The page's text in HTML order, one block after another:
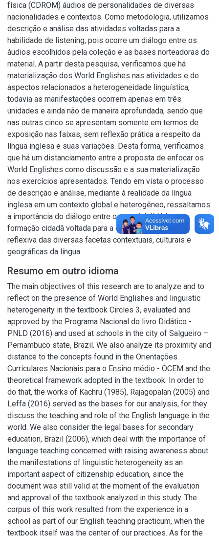
física (CDROM) áudios de personalidades de diversas
nacionalidades e contextos. Como metodologia, utilizamos
descrição e análise das atividades voltadas para a
habilidade de listening, pois ocorre um diálogo entre os
áudios escolhidos pela coleção e as bases norteadoras do
material. A partir desta pesquisa, verificamos que há
materialização dos World Englishes nas atividades e de
aspectos relacionados a heterogeneidade linguística,
todavia as manifestações ocorrem apenas em três
unidades e ainda não de maneira aprofundada, sendo que
nas outras cinco se apresentam somente em termos de
exposição nas faixas, sem reflexão prática a respeito da
língua inglesa e suas variações. Desta forma, verificamos
que há um distanciamento entre a proposta de enfocar os
World Englishes como discussão e a sua materialização
nos exercícios apresentados. Tendo em vista o processo
de descrição e análise, mediante à realidade da língua
inglesa em um contexto global e heterogêneo, ressaltamos
a importância do diálogo entre o material didático e a
formação cidadã voltada para a consciência crítica e
reflexiva das diversas facetas contextuais, culturais e
geográficas da língua.
Resumo em outro idioma
The main objectives of this research are to analyze and to
reflect on the presence of World Englishes and linguistic
heterogeneity in the textbook Circles 3, evaluated and
approved by the Programa Nacional do livro Didático -
PNLD (2016) and used at schools in the city of Salgueiro –
Pernambuco state, Brazil. We also analyze its proximity and
distance to the concepts found in the Orientações
Curriculares Nacionais para o Ensino médio - OCEM and the
theoretical framework adopted in the textbook. In order to
do that, the works of Kachru (1985), Rajagopalan (2005) and
Leffa (2016) served as the bases for our analysis, for they
discuss the teaching and role of the English language in the
world. We also consider the legal bases for secondary
education, Brazil (2006), which deal with the importance of
language teaching concerned with raising awareness about
the manifestations of linguistic heterogeneity as an
important aspect of citizenship education, since the
document was still valid at the moment of the evaluation
and approval of the textbook analyzed in this study. The
corpus of this work resulted from the experience in a
school as part of our English teaching practicum, when the
textbook itself was the center of our practices. As for the